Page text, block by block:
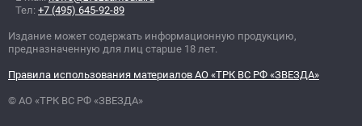
Тел: +7 (495) 645-92-89
Издание может содержать информационную продукцию,
предназначенную для лиц старше 18 лет.
Правила использования материалов АО «ТРК ВС РФ «ЗВЕЗДА»
© АО «ТРК ВС РФ «ЗВЕЗДА»